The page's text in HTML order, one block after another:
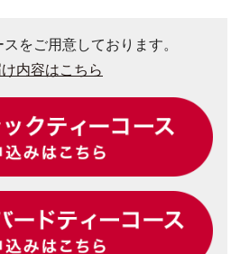
をご用意しております。
内容はこちら